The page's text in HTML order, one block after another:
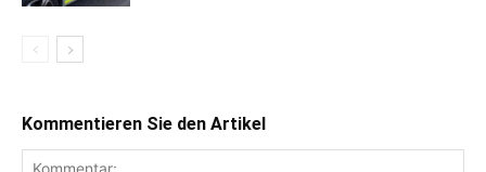
Kommentieren Sie den Artikel